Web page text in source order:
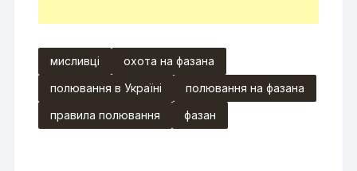
мисливці
охота на фазана
полювання в Україні
полювання на фазана
правила полювання
фазан